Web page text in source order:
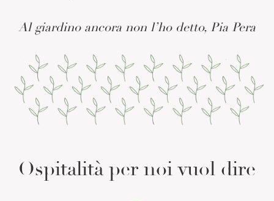
Al giardino ancora non l’ho detto, Pia Pera
Ospitalità per noi vuol dire